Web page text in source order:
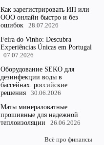
Как зарегистрировать ИП или
ООО онлайн быстро и без
ошибок
28.07.2026
Feira do Vinho: Descubra
Experiências Únicas em Portugal
07.07.2026
Оборудование SEKO для
дезинфекции воды в
бассейнах: российские
решения
30.06.2026
Маты минераловатные
прошивные для надежной
теплоизоляции
26.06.2026
Всё про финансы